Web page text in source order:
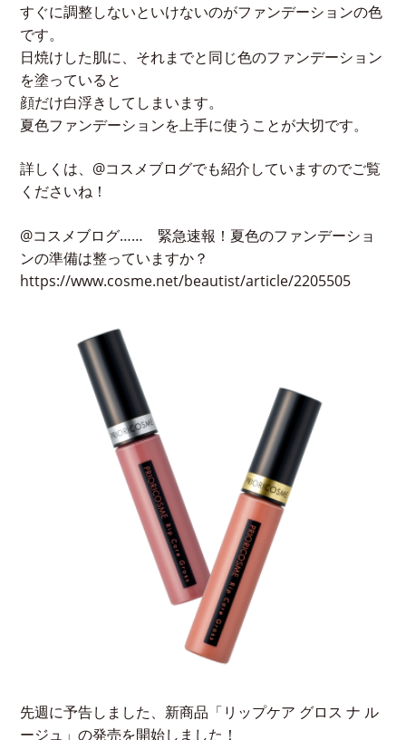
すぐに調整しないといけないのがファンデーションの色
です。
日焼けした肌に、それまでと同じ色のファンデーション
を塗っていると
顔だけ白浮きしてしまいます。
夏色ファンデーションを上手に使うことが大切です。
詳しくは、@コスメブログでも紹介していますのでご覧
くださいね！
@コスメブログ…… 緊急速報！夏色のファンデーショ
ンの準備は整っていますか？
https://www.cosme.net/beautist/article/2205505
先週に予告しました、新商品「リップケア グロス ナ ル
ージュ」の発売を開始しました！